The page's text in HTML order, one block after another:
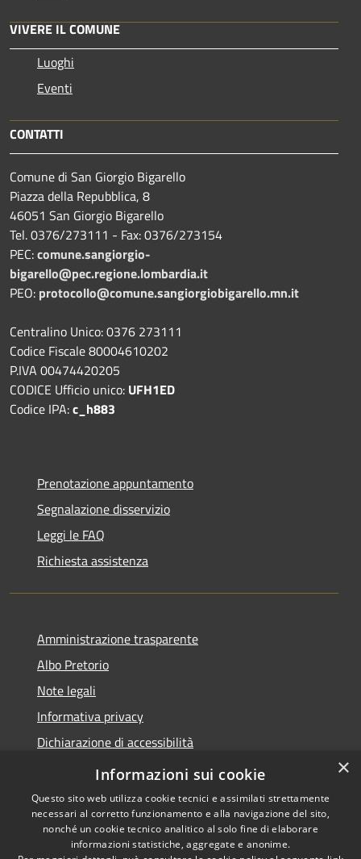
VIVERE IL COMUNE
Luoghi
Eventi
CONTATTI
Comune di San Giorgio Bigarello
Piazza della Repubblica, 8
46051 San Giorgio Bigarello
Tel. 0376/273111 - Fax: 0376/273154
PEC:comune.sangiorgio-
bigarello@pec.regione.lombardia.it
PEO: protocollo@comune.sangiorgiobigarello.mn.it
Centralino Unico: 0376 273111
Codice Fiscale 80004610202
P.IVA 00474420205
CODICE Ufficio unico: UFH1ED
Codice IPA:c_h883
Prenotazione appuntamento
Segnalazione disservizio
Leggi le FAQ
Richiesta assistenza
Amministrazione trasparente
Albo Pretorio
Note legali
Informativa privacy
Dichiarazione di accessibilità
Obiettivi di accessibilità
Copyright © 2026 • Comune di
×
Informazioni sui cookie
Questo sito web utilizza cookie tecnici e assimilati strettamente
necessari al corretto funzionamento e alla navigazione del sito,
nonché un cookie tecnico analitico al solo fine di elaborare
informazioni statistiche, aggregate e anonime.